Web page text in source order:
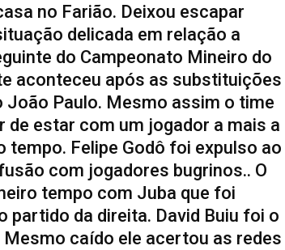
no Farião. Deixou escapar
delicada em relação a
do Campeonato Mineiro do
aconteceu após as substituições
Paulo. Mesmo assim o time
estar com um jogador a mais a
tempo. Felipe Godô foi expulso ao
com jogadores bugrinos.. O
tempo com Juba que foi
partido da direita. David Buiu foi o
caído ele acertou as redes